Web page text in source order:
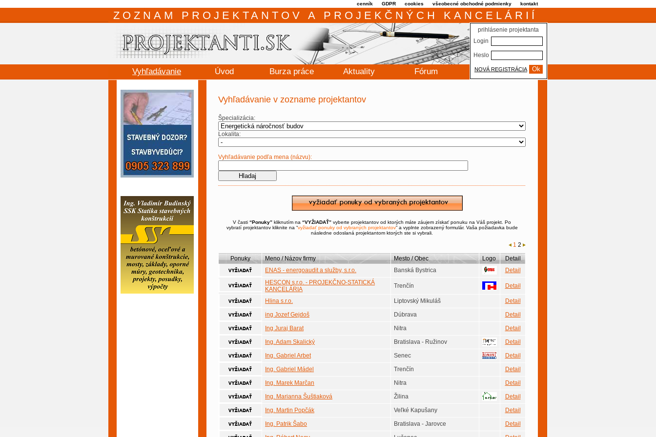
cenník GDPR cookies všeobecné obchodné podmienky kontakt
prihlásenie projektanta
Login
Heslo
NOVÁ REGISTRÁCIA
ZOZNAM PROJEKTANTOV A PROJEKČNÝCH KANCELÁRIÍ
Vyhľadávanie Úvod Burza práce Aktuality Fórum
Vyhľadávanie v zozname projektantov
Špecializácia:
Lokalita:
Vyhľadávanie podľa mena (názvu):
V časti “Ponuky” kliknutím na “VYŽIADAŤ” vyberte projektantov od ktorých máte záujem získať ponuku na Váš projekt. Po
vybratí projektantov kliknite na “vyžiadať ponuky od vybraných projektantov” a vyplnte zobrazený formulár. Vaša požiadavka bude
následne odoslaná projektantom ktorých ste si vybrali.
1 2
Ponuky
Meno / Názov firmy Mesto / Obec Logo
Detail
ENAS - energoaudit a služby, s.r.o.
Banská Bystrica
Detail
HESCON s.r.o. - PROJEKČNO-STATICKÁ
KANCELÁRIA
Trenčín Detail
Hlina s.r.o. Liptovský Mikuláš
Detail
ing Jozef Gejdoš
Dúbrava
Detail
Ing Juraj Barat
Nitra
Detail
Ing. Adam Skalický
Bratislava - Ružinov
Detail
Ing. Gabriel Arbet
Senec
Detail
Ing. Gabriel Mádel
Trenčín
Detail
Ing. Marek Marčan
Nitra
Detail
Ing. Marianna Šuštiaková
Žilina
Detail
Ing. Martin Popčák
Veľké Kapušany
Detail
Ing. Patrik Šabo
Bratislava - Jarovce
Detail